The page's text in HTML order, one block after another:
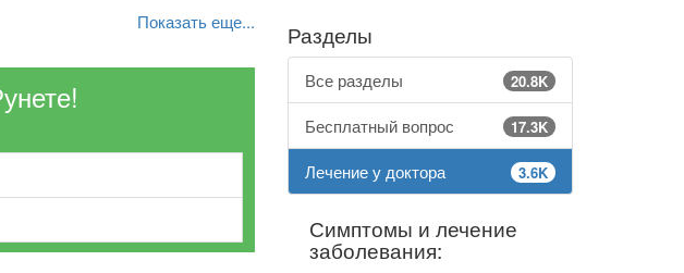
Показать еще...
Разделы
Все разделы 20.8K
Бесплатный вопрос 17.3K
Лечение у доктора 3.6K
Симптомы и лечение
заболевания: